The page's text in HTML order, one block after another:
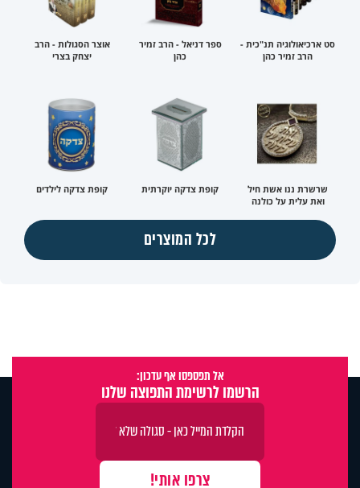
סט ארכיאולוגיה תנ"כית -
הרב זמיר כהן
ספר דניאל - הרב זמיר
כהן
אוצר הסגולות - הרב
יצחק בצרי
שרשרת ננו אשת חיל
ואת עלית על כולנה
קופת צדקה יוקרתית קופת צדקה לילדים
לכל המוצרים
אל תפספסו אף עדכון:
הרשמו לרשימת התפוצה שלנו